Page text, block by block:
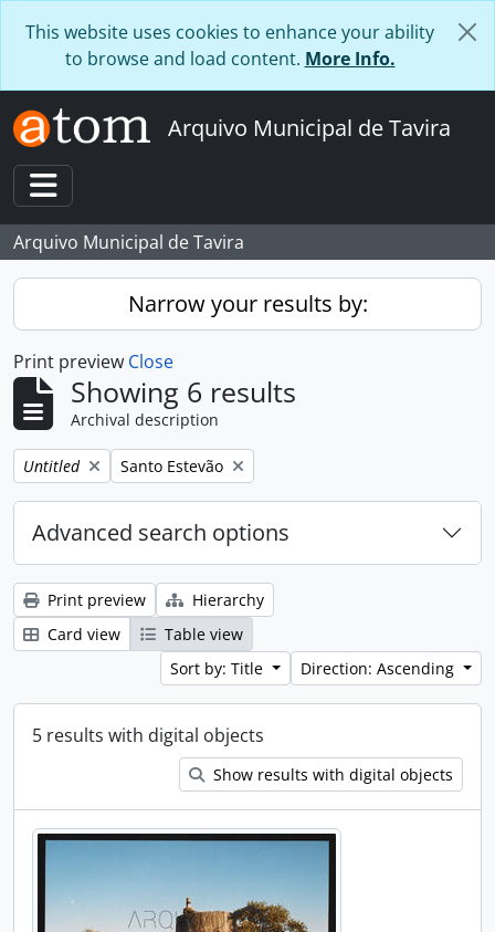
This website uses cookies to enhance your ability
to browse and load content. More Info.
Arquivo Municipal de Tavira
Toggle navigation
Arquivo Municipal de Tavira
Narrow your results by:
Print preview Close
Showing 6 results
Archival description
Remove filter:
Untitled Remove filter:
Santo Estevão
Advanced search options
Print preview
Hierarchy
Card view
Table view
Sort by: Title
Direction: Ascending
5 results with digital objects
Show results with digital objects